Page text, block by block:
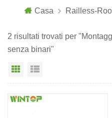
Casa Railless-
2 risultati trovati per
senza binari"
Vista a griglia